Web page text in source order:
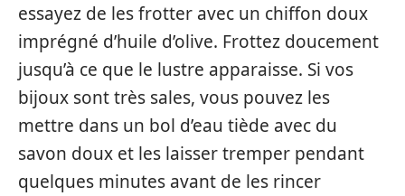
essayez de les frotter avec un chiffon doux
imprégné d’huile d’olive. Frottez doucement
jusqu’à ce que le lustre apparaisse. Si vos
bijoux sont très sales, vous pouvez les
mettre dans un bol d’eau tiède avec du
savon doux et les laisser tremper pendant
quelques minutes avant de les rincer